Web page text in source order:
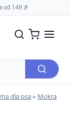
od 149 zł
dla psa» Mokra